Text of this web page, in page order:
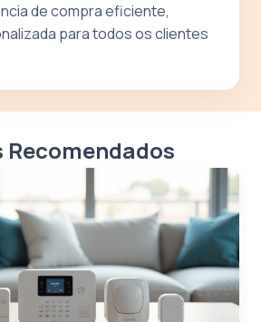
de compra eficiente,
para todos os clientes
Recomendados